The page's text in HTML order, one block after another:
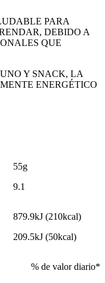
PARA
DEBIDO A
QUE
Y SNACK, LA
ENERGÉTICO
55g
9.1
879.9kJ (210kcal)
209.5kJ (50kcal)
% de valor diario*